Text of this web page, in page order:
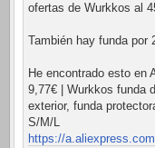
ofertas de Wurkkos al
También hay funda por
He encontrado esto en
9,77€ | Wurkkos funda
exterior, funda
S/M/L
https://